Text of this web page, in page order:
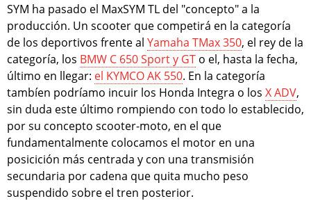
SYM ha pasado el MaxSYM TL del "concepto" a la
producción. Un scooter que competirá en la categoría
de los deportivos frente al Yamaha TMax 350, el rey de la
categoría, los BMW C 650 Sport y GT o el, hasta la fecha,
último en llegar: el KYMCO AK 550. En la categoría
tambíen podríamo incuir los Honda Integra o los X ADV,
sin duda este último rompiendo con todo lo establecido,
por su concepto scooter-moto, en el que
fundamentalmente colocamos el motor en una
posicición más centrada y con una transmisión
secundaria por cadena que quita mucho peso
suspendido sobre el tren posterior.